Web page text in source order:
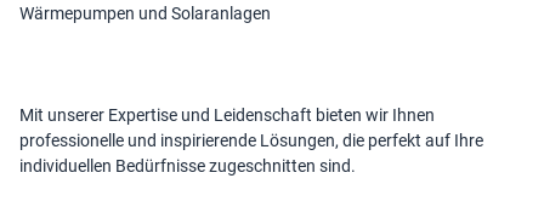
Wärmepumpen und Solaranlagen
Mit unserer Expertise und Leidenschaft bieten wir Ihnen
professionelle und inspirierende Lösungen, die perfekt auf Ihre
individuellen Bedürfnisse zugeschnitten sind.